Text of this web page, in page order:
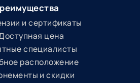
и сертификаты
цена
специалисты
расположение
и скидки